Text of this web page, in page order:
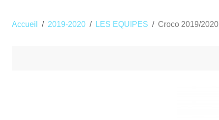
Accueil 2019-2020 LES EQUIPES Croco 2019/2020